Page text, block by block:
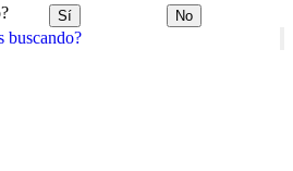
buscando?
Sí No